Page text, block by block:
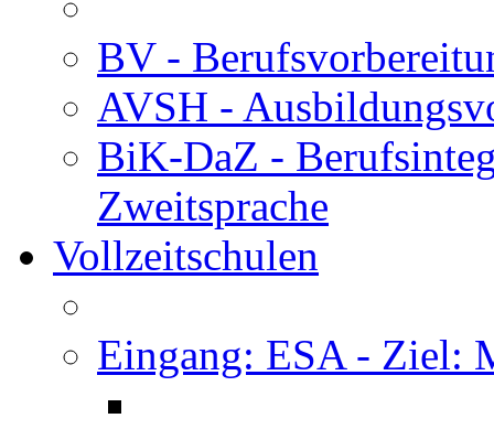
BV -
AVSH -
BiK-DaZ -
Zweitsprache
Vollzeitschulen
Eingang: ESA - Ziel: